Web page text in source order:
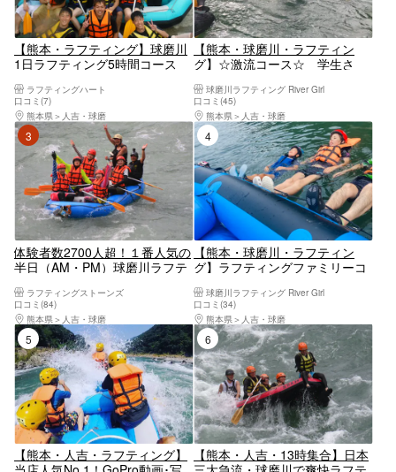
【熊本・ラフティング】球磨川
1日ラフティング5時間コース
フトドリンクサービス）（子供
料金割引あり）
ラフティングハート
口コミ(7)
熊本県
人吉・球磨
【熊本・球磨川・ラフティン
グ】☆激流コース☆ 学生さ
ん・ファミリーさん向け！午
前・午後コース有り！
球磨川ラフティング River Girl
口コミ(45)
熊本県
人吉・球磨
3位
体験者数2700人超！１番人気の
半日（AM・PM）球磨川ラフテ
データ付き】
ラフティングストーンズ
口コミ(84)
熊本県
人吉・球磨
4位
【熊本・球磨川・ラフティン
グ】ラフティングファミリーコ
午前コース！午後コース有り！
球磨川ラフティング River Girl
口コミ(34)
熊本県
人吉・球磨
5位
【熊本・人吉・ラフティング】
6位
【熊本・人吉・13時集合】日本